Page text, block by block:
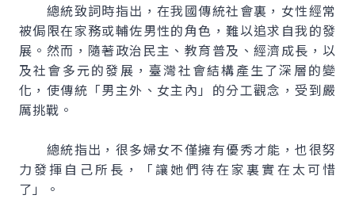
總統致詞時指出，在我國傳統社會裏，女性經常
被侷限在家務或輔佐男性的角色，難以追求自我的發
展。然而，隨著政治民主、教育普及、經濟成長，以
及社會多元的發展，臺灣社會結構產生了深層的變
化，使傳統「男主外、女主內」的分工觀念，受到嚴
厲挑戰。
總統指出，很多婦女不僅擁有優秀才能，也很努
力發揮自己所長，「讓她們待在家裏實在太可惜
了」。